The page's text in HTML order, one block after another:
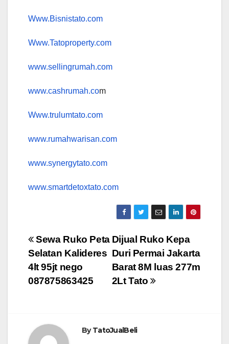
Www.Bisnistato.com
Www.Tatoproperty.com
www.sellingrumah.com
www.cashrumah.com
Www.trulumtato.com
www.rumahwarisan.com
www.synergytato.com
www.smartdetoxtato.com
Post
navigation
Dijual Ruko Kepa
Duri Permai Jakarta
Barat 8M luas 277m
2Lt Tato
Sewa Ruko Peta
Selatan Kalideres
4lt 95jt nego
087875863425
ByTatoJualBeli